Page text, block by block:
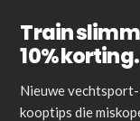
Train
10% korting.
Nieuwe
kooptips die